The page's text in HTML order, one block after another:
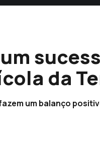
da
um balanço